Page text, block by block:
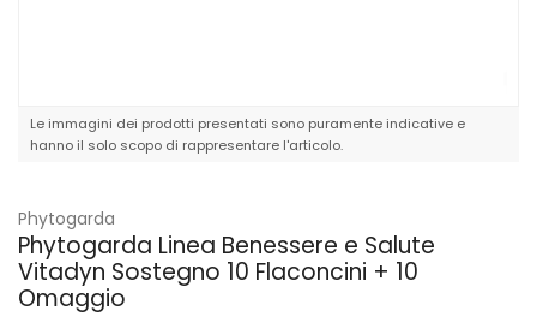
Le immagini dei prodotti presentati sono puramente indicative e
hanno il solo scopo di rappresentare l'articolo.
Phytogarda
Phytogarda Linea Benessere e Salute
Vitadyn Sostegno 10 Flaconcini + 10
Omaggio